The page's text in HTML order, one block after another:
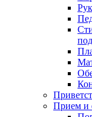
Прием и